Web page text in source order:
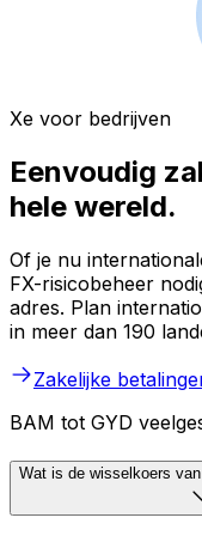
Xe voor bedrijven
Eenvoudig
hele wereld.
Of je nu
FX-risicobeheer
adres. Plan
in meer dan 190
Zakelijke
BAM tot GYD
Wat is de wisselkoers